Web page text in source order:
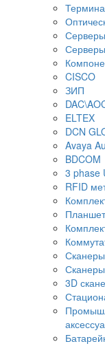
Серверы
CISCO
ЗИП
ELTEX
DCN
Avaya
BDCOM
3 phase
RFID
Сканеры
3D